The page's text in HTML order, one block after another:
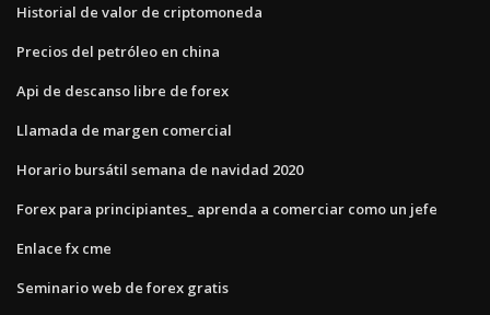
Historial de valor de criptomoneda
Precios del petróleo en china
Api de descanso libre de forex
Llamada de margen comercial
Horario bursátil semana de navidad 2020
Forex para principiantes_ aprenda a comerciar como un jefe
Enlace fx cme
Seminario web de forex gratis